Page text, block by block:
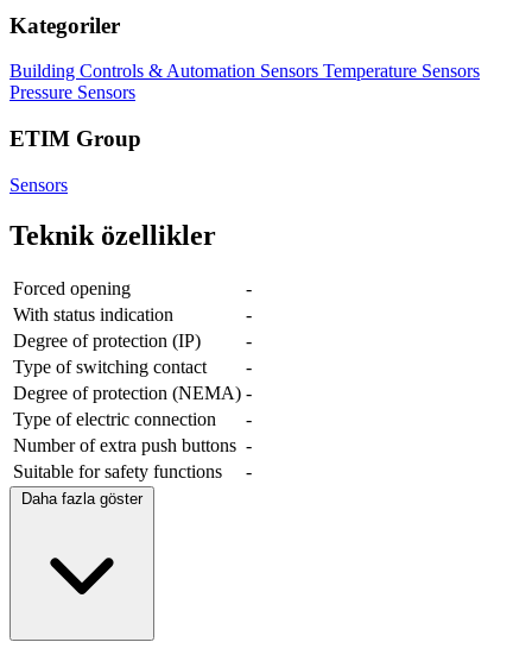
Kategoriler
Building Controls & Automation Sensors Temperature Sensors
Pressure Sensors
ETIM Group
Sensors
Teknik özellikler
Forced opening
-
With status indication
-
Degree of protection (IP)
-
Type of switching contact
-
Degree of protection (NEMA) -
Type of electric connection
-
Number of extra push buttons -
Suitable for safety functions
-
Daha fazla göster